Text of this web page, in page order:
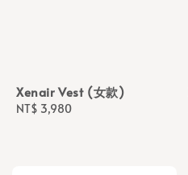
Xenair Vest (女款)
Regular
NT$ 3,980